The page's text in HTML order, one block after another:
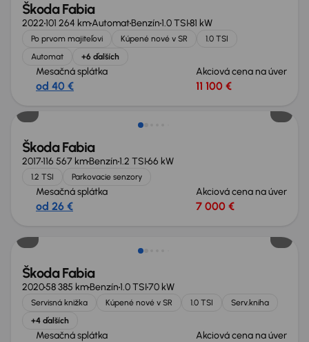
Škoda Fabia
2022101 264 kmAutomatBenzín1.0 TSI81 kW
Po prvom majiteľovi Kúpené nové v SR
1.0 TSI
Automat
+6 ďalších
Mesačná splátka
od 40 €
Akciová cena na úver
11 100 €
Škoda Fabia
2017116 567 kmBenzín1.2 TSI66 kW
1.2 TSI Parkovacie senzory
Mesačná splátka
od 26 €
Akciová cena na úver
7 000 €
Škoda Fabia
202058 385 kmBenzín1.0 TSI70 kW
Servisná knižka Kúpené nové v SR 1.0 TSI
Serv.kniha
+4 ďalších
Mesačná splátka Akciová cena na úver